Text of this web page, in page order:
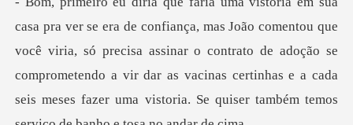
u que
você viria, só precisa assinar o contrato de adoção se
comprometendo a vir dar as vacinas certinhas